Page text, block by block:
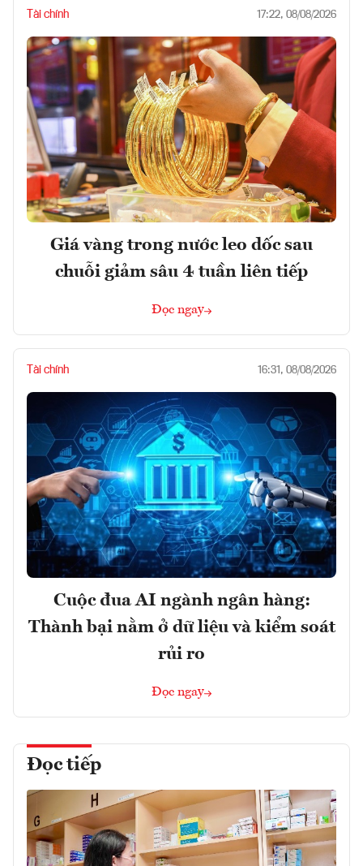
Tài chính 17:22, 08/08/2026
Giá vàng trong nước leo dốc sau
chuỗi giảm sâu 4 tuần liên tiếp
Đọc ngay
Tài chính 16:31, 08/08/2026
Cuộc đua AI ngành ngân hàng:
Thành bại nằm ở dữ liệu và kiểm soát
rủi ro
Đọc ngay
Đọc tiếp